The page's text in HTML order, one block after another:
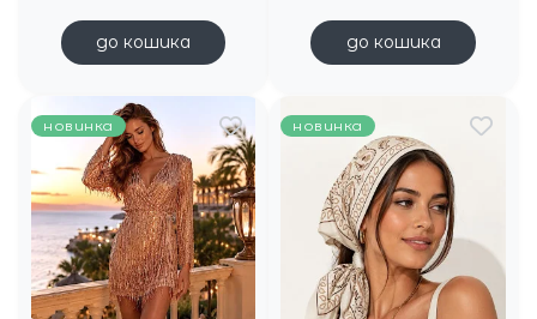
до кошика до кошика
новинка новинка